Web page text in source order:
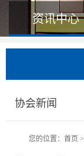
资讯中心
协会新闻
您的位置： 首页 >